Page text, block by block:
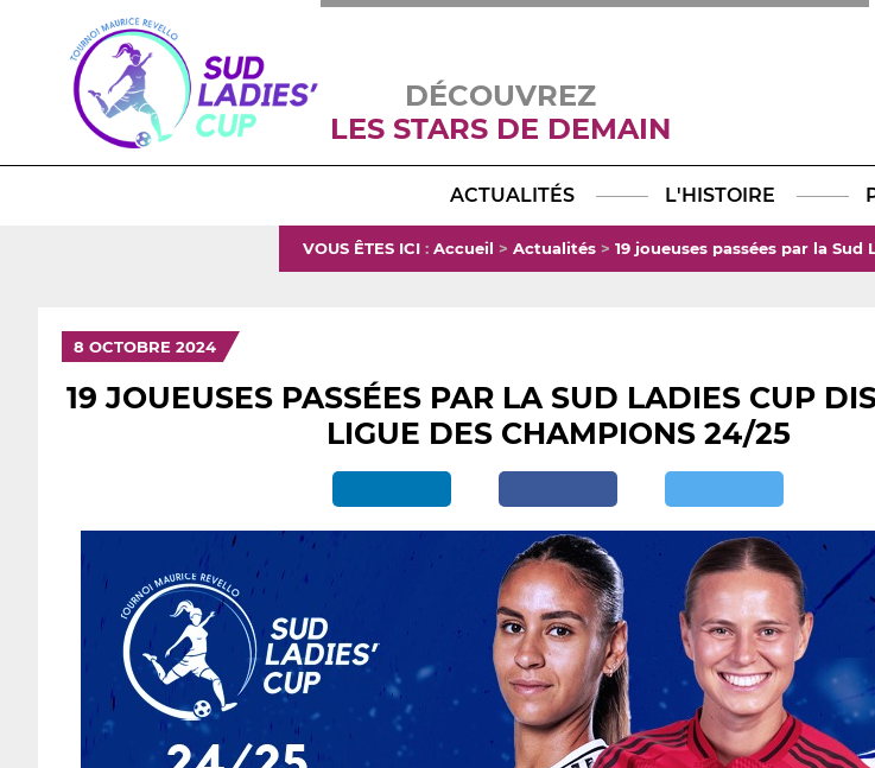
DÉCOUVREZ
LES STARS DE DEMAIN
TikTok
ACTUALITÉS L'HISTOIRE
VOUS ÊTES ICI : Accueil > Actualités > 19 joueuses passées par la
8 OCTOBRE 2024
19 JOUEUSES PASSÉES PAR LA SUD LADIES CUP
LIGUE DES CHAMPIONS 24/25